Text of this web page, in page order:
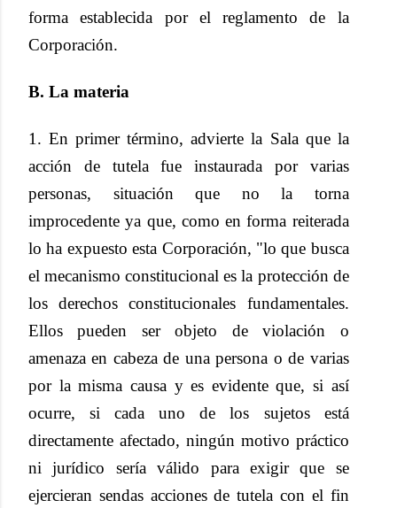
forma establecida por el reglamento de la
Corporación.
B. La materia
1. En primer término, advierte la Sala que la
acción de tutela fue instaurada por varias
personas, situación que no la torna
improcedente ya que, como en forma reiterada
lo ha expuesto esta Corporación, "lo que busca
el mecanismo constitucional es la protección de
los derechos constitucionales fundamentales.
Ellos pueden ser objeto de violación o
amenaza en cabeza de una persona o de varias
por la misma causa y es evidente que, si así
ocurre, si cada uno de los sujetos está
directamente afectado, ningún motivo práctico
ni jurídico sería válido para exigir que se
ejercieran sendas acciones de tutela con el fin